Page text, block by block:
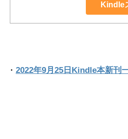
Kindle
・ 2022年9月25日Kindle本新刊